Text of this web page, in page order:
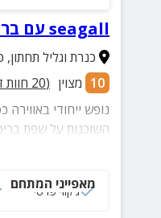
seagall עם בריכה מחוממת
כנרת וגליל תחתון,
10 מצוין (
20
נופש ייחודי
השוכנות על שפת
ייחודיות המקום היא
הליכה, טיולי שטח
מאפייני המתחם
ג‘קוזי פרטי